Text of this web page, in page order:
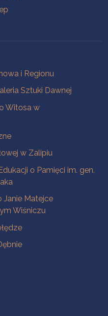
i Regionu
Sztuki Dawnej
Witosa w
w Zalipiu
o Pamięci im. gen.
Janie Matejce
Wiśniczu